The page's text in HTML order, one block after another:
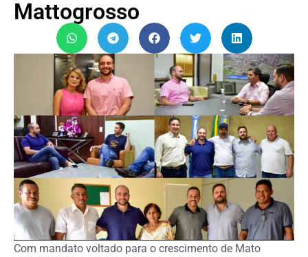
Mattogrosso
Com mandato voltado para o crescimento de Mato